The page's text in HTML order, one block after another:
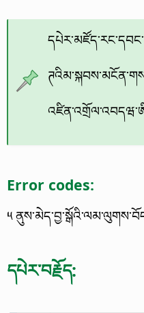
Error codes:
༥
དཔེར་བརྗོད: